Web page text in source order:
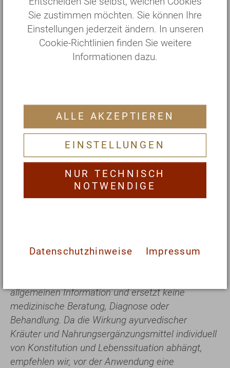
Sie zustimmen möchten. Sie können Ihre
Einstellungen jederzeit ändern. In unseren
Cookie-Richtlinien finden Sie weitere
Informationen dazu.
ALLE AKZEPTIEREN
EINSTELLUNGEN
NUR TECHNISCH
NOTWENDIGE
Datenschutzhinweise Impressum
Nutzen wir also lieber die gute Verdauungskraft
(Agni)des Herbstes, um Schlacken (Ama)
auszuscheiden, ein bisschen abzuspecken und
neue Energiedepots für die auszehrenden
basischer Kost (Khichari aus Wurzelgemüse,
Ebenso stabilisieren die Rasayanas Amalaki und
Guduchi das körperliche und psychische
Gleichgewicht.
Vielleicht sollten wir tatsächlich einmal wieder
allgemeinen Information und ersetzt keine
medizinische Beratung, Diagnose oder
Behandlung. Da die Wirkung ayurvedischer
Kräuter und Nahrungsergänzungsmittel individuell
von Konstitution und Lebenssituation abhängt,
empfehlen wir, vor der Anwendung eine